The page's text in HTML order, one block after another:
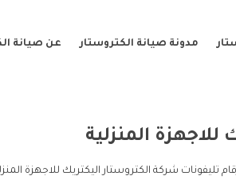
مدونة صيانة الكتروستار عن صيانة
للاجهزة المنزلية
تليفونات شركة الكتروستار اليكتريك للاجهزة